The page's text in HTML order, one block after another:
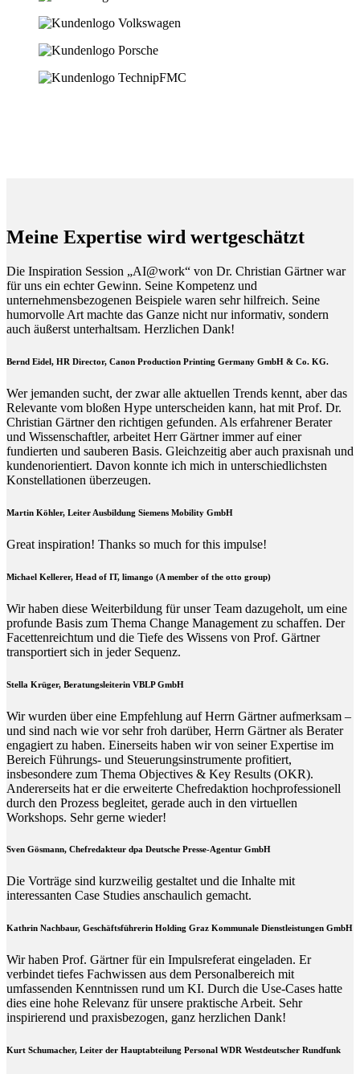
Meine Expertise wird wertgeschätzt
Die Inspiration Session „AI@work“ von Dr. Christian Gärtner war
für uns ein echter Gewinn. Seine Kompetenz und
unternehmensbezogenen Beispiele waren sehr hilfreich. Seine
humorvolle Art machte das Ganze nicht nur informativ, sondern
auch äußerst unterhaltsam. Herzlichen Dank!
Bernd Eidel, HR Director, Canon Production Printing Germany GmbH & Co. KG.
Wer jemanden sucht, der zwar alle aktuellen Trends kennt, aber das
Relevante vom bloßen Hype unterscheiden kann, hat mit Prof. Dr.
Christian Gärtner den richtigen gefunden. Als erfahrener Berater
und Wissenschaftler, arbeitet Herr Gärtner immer auf einer
fundierten und sauberen Basis. Gleichzeitig aber auch praxisnah und
kundenorientiert. Davon konnte ich mich in unterschiedlichsten
Konstellationen überzeugen.
Martin Köhler, Leiter Ausbildung Siemens Mobility GmbH
Great inspiration! Thanks so much for this impulse!
Michael Kellerer, Head of IT, limango (A member of the otto group)
Wir haben diese Weiterbildung für unser Team dazugeholt, um eine
profunde Basis zum Thema Change Management zu schaffen. Der
Facettenreichtum und die Tiefe des Wissens von Prof. Gärtner
transportiert sich in jeder Sequenz.
Stella Krüger, Beratungsleiterin VBLP GmbH
Wir wurden über eine Empfehlung auf Herrn Gärtner aufmerksam –
und sind nach wie vor sehr froh darüber, Herrn Gärtner als Berater
engagiert zu haben. Einerseits haben wir von seiner Expertise im
Bereich Führungs- und Steuerungsinstrumente profitiert,
insbesondere zum Thema Objectives & Key Results (OKR).
Andererseits hat er die erweiterte Chefredaktion hochprofessionell
durch den Prozess begleitet, gerade auch in den virtuellen
Workshops. Sehr gerne wieder!
Sven Gösmann, Chefredakteur dpa Deutsche Presse-Agentur GmbH
Die Vorträge sind kurzweilig gestaltet und die Inhalte mit
interessanten Case Studies anschaulich gemacht.
Kathrin Nachbaur, Geschäftsführerin Holding Graz Kommunale Dienstleistungen GmbH
Wir haben Prof. Gärtner für ein Impulsreferat eingeladen. Er
verbindet tiefes Fachwissen aus dem Personalbereich mit
umfassenden Kenntnissen rund um KI. Durch die Use-Cases hatte
dies eine hohe Relevanz für unsere praktische Arbeit. Sehr
inspirierend und praxisbezogen, ganz herzlichen Dank!
Kurt Schumacher, Leiter der Hauptabteilung Personal WDR Westdeutscher Rundfunk